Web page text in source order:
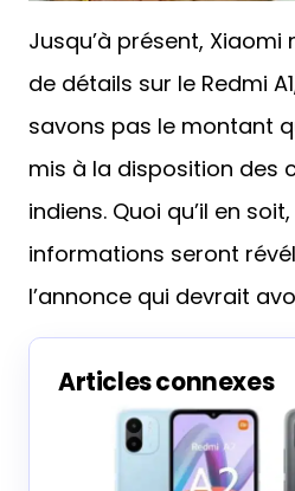
Jusqu’à présent, Xiaomi
de détails sur le Redmi
savons pas le montant
mis à la disposition des
indiens. Quoi qu’il en
informations seront
l’annonce qui devrait
Articles connexes